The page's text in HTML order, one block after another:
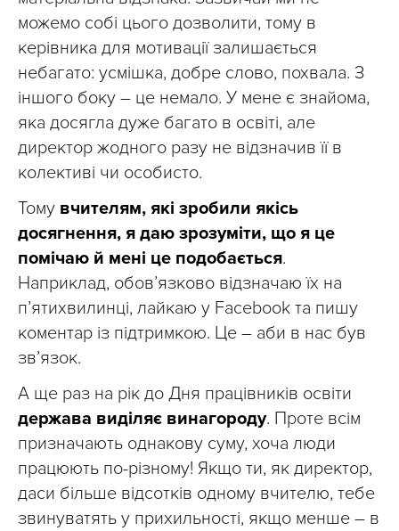
можемо собі цього дозволити, тому в
керівника для мотивації залишається
небагато: усмішка, добре слово, похвала. З
іншого боку – це немало. У мене є знайома,
яка досягла дуже багато в освіті, але
директор жодного разу не відзначив її в
колективі чи особисто.
Тому вчителям, які зробили якісь
досягнення, я даю зрозуміти, що я це
помічаю й мені це подобається.
Наприклад, обов’язково відзначаю їх на
п’ятихвилинці, лайкаю у Facebook та пишу
коментар із підтримкою. Це – аби в нас був
зв’язок.
А ще раз на рік до Дня працівників освіти
держава виділяє винагороду. Проте всім
призначають однакову суму, хоча люди
працюють по-різному! Якщо ти, як директор,
даси більше відсотків одному вчителю, тебе
звинуватять у прихильності, якщо менше – в